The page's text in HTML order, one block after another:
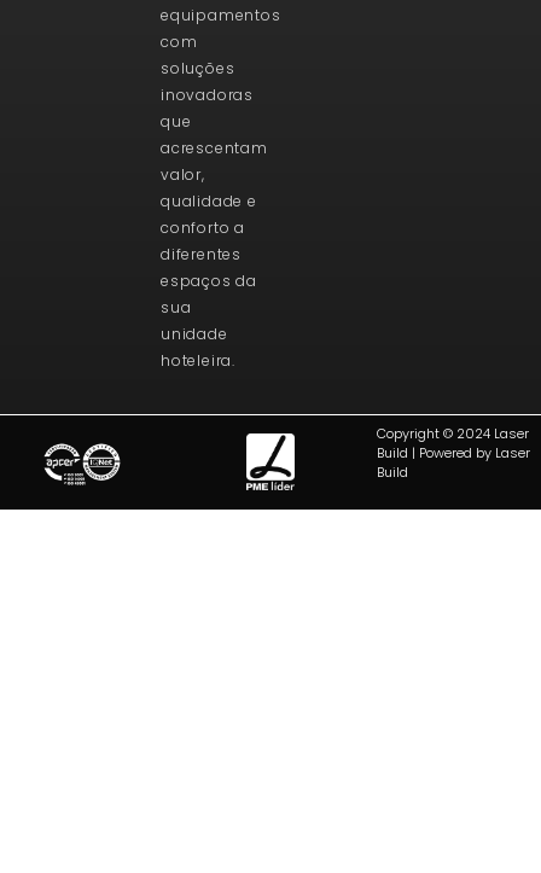
equipamentos
com
soluções
inovadoras
que
acrescentam
valor,
qualidade e
conforto a
diferentes
espaços da
sua
unidade
hoteleira.
Copyright © 2024 Laser
Build | Powered by Laser
Build